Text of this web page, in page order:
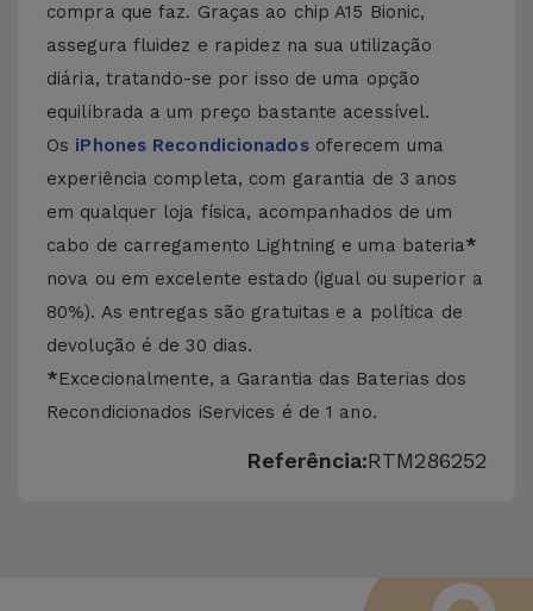
compra que faz. Graças ao chip A15 Bionic,
assegura fluidez e rapidez na sua utilização
diária, tratando-se por isso de uma opção
equilibrada a um preço bastante acessível.
Os iPhones Recondicionadosoferecem uma
experiência completa, com garantia de 3 anos
em qualquer loja física, acompanhados de um
cabo de carregamento Lightning e uma bateria*
nova ou em excelente estado (igual ou superior a
80%). As entregas são gratuitas e a política de
devolução é de 30 dias.
*Excecionalmente, a Garantia das Baterias dos
Recondicionados iServices é de 1 ano.
Referência:RTM286252